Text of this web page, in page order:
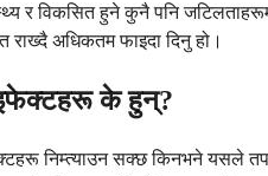
र विकसित हुने कुनै पनि
राख्दै अधिकतम फाइदा दिनु हो।
के हुन्?
निम्त्याउन सक्छ किनभने यसले